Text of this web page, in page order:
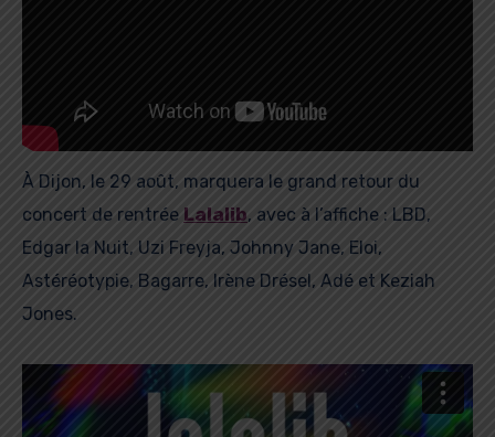
À Dijon, le 29 août, marquera le grand retour du
concert de rentrée Lalalib, avec à l’affiche : LBD,
Edgar la Nuit, Uzi Freyja, Johnny Jane, Eloi,
Astéréotypie, Bagarre, Irène Drésel, Adé et Keziah
Jones.